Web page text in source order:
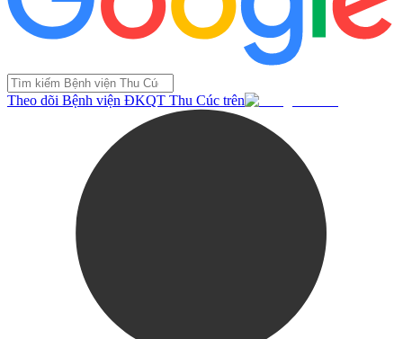
Theo dõi Bệnh viện ĐKQT Thu Cúc trên